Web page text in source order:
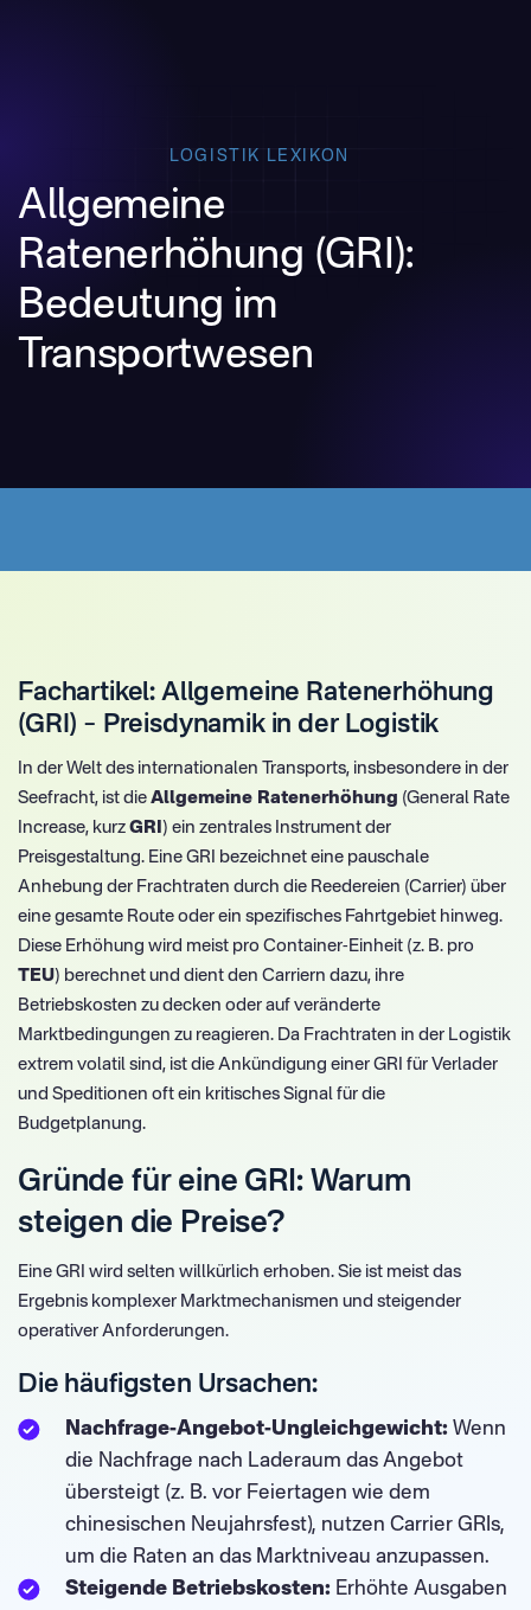
LOGISTIK LEXIKON
Allgemeine
Ratenerhöhung (GRI):
Bedeutung im
Transportwesen
Fachartikel: Allgemeine Ratenerhöhung
(GRI) – Preisdynamik in der Logistik
In der Welt des internationalen Transports, insbesondere in der
Seefracht, ist die Allgemeine Ratenerhöhung (General Rate
Increase, kurz GRI ) ein zentrales Instrument der
Preisgestaltung. Eine GRI bezeichnet eine pauschale
Anhebung der Frachtraten durch die Reedereien (Carrier) über
eine gesamte Route oder ein spezifisches Fahrtgebiet hinweg.
Diese Erhöhung wird meist pro Container-Einheit (z. B. pro
TEU) berechnet und dient den Carriern dazu, ihre
Betriebskosten zu decken oder auf veränderte
Marktbedingungen zu reagieren. Da Frachtraten in der Logistik
extrem volatil sind, ist die Ankündigung einer GRI für Verlader
und Speditionen oft ein kritisches Signal für die
Budgetplanung.
Gründe für eine GRI: Warum
steigen die Preise?
Eine GRI wird selten willkürlich erhoben. Sie ist meist das
Ergebnis komplexer Marktmechanismen und steigender
operativer Anforderungen.
Die häufigsten Ursachen:
Nachfrage-Angebot-Ungleichgewicht: Wenn
die Nachfrage nach Laderaum das Angebot
übersteigt (z. B. vor Feiertagen wie dem
chinesischen Neujahrsfest), nutzen Carrier GRIs,
um die Raten an das Marktniveau anzupassen.
Steigende Betriebskosten: Erhöhte Ausgaben